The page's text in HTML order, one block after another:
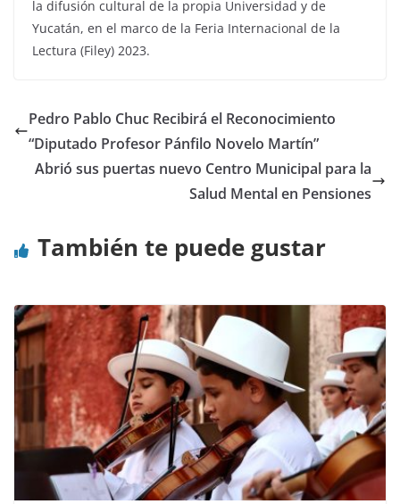
la difusión cultural de la propia Universidad y de
Yucatán, en el marco de la Feria Internacional de la
Lectura (Filey) 2023.
Pedro Pablo Chuc Recibirá el Reconocimiento
“Diputado Profesor Pánfilo Novelo Martín”
Abrió sus puertas nuevo Centro Municipal para la
Salud Mental en Pensiones
También te puede gustar